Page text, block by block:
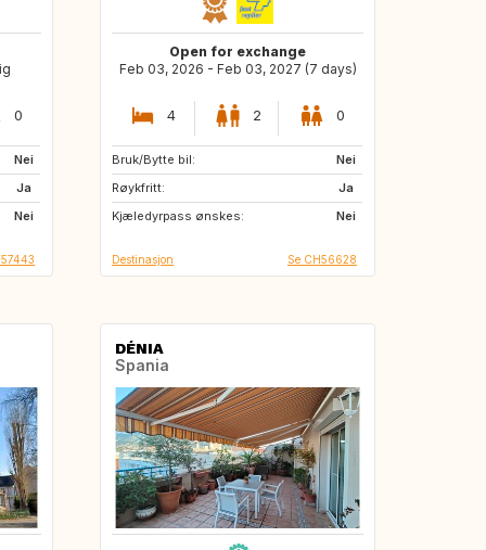
0
Nei
Ja
Nei
Open for exchange
Feb 03, 2026 - Feb 03, 2027 (7 days)
4 2 0
Bruk/Bytte bil:
Nei
Røykfritt:
Ja
Kjæledyrpass ønskes:
Nei
IT
DE
SE
Destinasjon Se CH56628
DÉNIA
Spania